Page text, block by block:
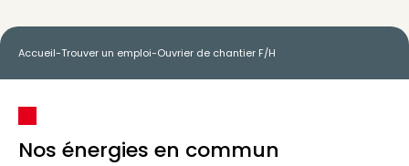
Accueil-Trouver un emploi-Ouvrier de chantier F/H
Nos énergies en commun